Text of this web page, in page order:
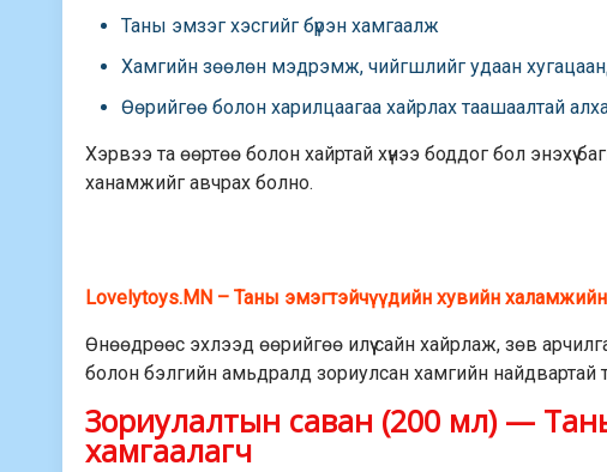
Таны эмзэг хэсгийг бүрэн хамгаалж
Хамгийн зөөлөн мэдрэмж, чийгшлийг удаан
Өөрийгөө болон харилцаагаа хайрлах таашаалтай
Хэрвээ та өөртөө болон хайртай хүнээ боддог бол
ханамжийг авчрах болно.
Lovelytoys.MN – Таны эмэгтэйчүүдийн хувийн
Өнөөдрөөс эхлээд өөрийгөө илүү сайн хайрлаж, зөв
болон бэлгийн амьдралд зориулсан хамгийн найдвартай
Зориулалтын саван (200 мл) — Таны
хамгаалагч